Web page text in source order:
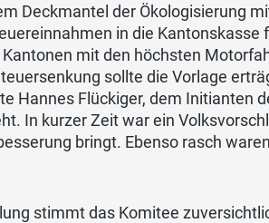
Deckmantel der Ökologisierung
in die Kantonskasse
mit den höchsten
sollte die Vorlage
Hannes Flückiger, dem Initianten
In kurzer Zeit war ein
bringt. Ebenso rasch
stimmt das Komitee